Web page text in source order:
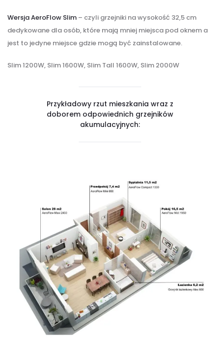
Wersja AeroFlow Slim – czyli grzejniki na wysokość 32,5 cm
dedykowane dla osób, które mają mniej miejsca pod oknem a
jest to jedyne miejsce gdzie mogą być zainstalowane.
Slim 1200W, Slim 1600W, Slim Tall 1600W, Slim 2000W
Przykładowy rzut mieszkania wraz z
doborem odpowiednich grzejników
akumulacyjnych: